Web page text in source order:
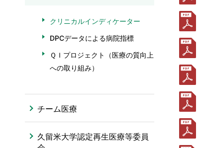
クリニカルインディケーター
DPCデータによる病院指標
ＱＩプロジェクト（医療の質向上
への取り組み）
チーム医療
久留米大学認定再生医療等委員